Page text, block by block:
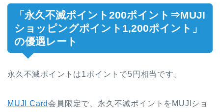
「永久不滅ポイント200ポイント⇒MUJI
ショッピングポイント1,200ポイント」
の優遇レート
永久不滅ポイントは1ポイントで5円相当です。
MUJI Card会員限定で、永久不滅ポイントをMUJIショ